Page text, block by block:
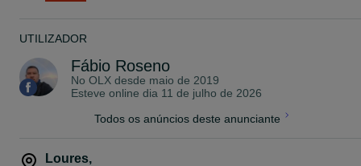
UTILIZADOR
Fábio Roseno
No OLX desde maio de 2019
Esteve online dia 11 de julho de 2026
Todos os anúncios deste anunciante
Loures,